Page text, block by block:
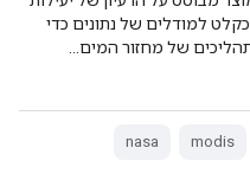
למודלים של נתונים כדי
של מחזור המים…
modis
nasa